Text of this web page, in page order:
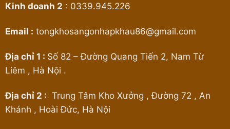
Kinh doanh 2 : 0339.945.226
Email : tongkhosangonhapkhau86@gmail.com
Địa chỉ 1 : Số 82 – Đường Quang Tiến 2, Nam Từ
Liêm , Hà Nội .
Địa chỉ 2 : Trung Tâm Kho Xưởng , Đường 72 , An
Khánh , Hoài Đức, Hà Nội